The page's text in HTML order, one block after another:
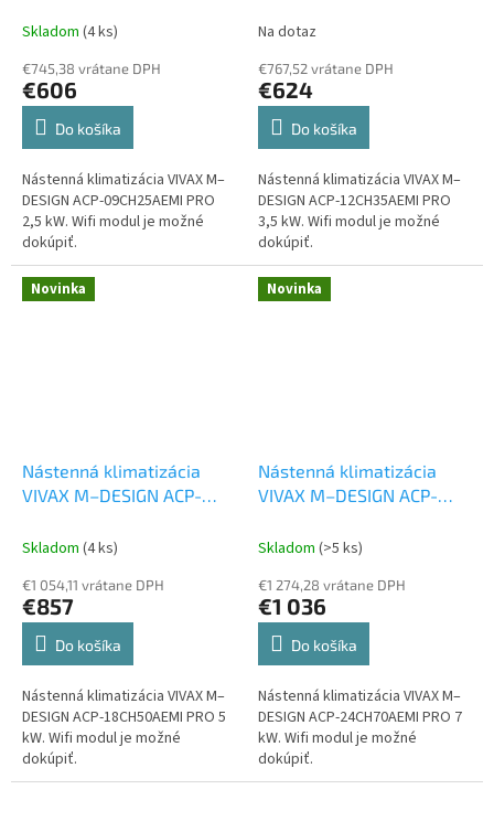
Set vonkajšia a vnútorná
Skladom (4 ks)
€745,38 vrátane DPH
€606
Do košíka
Nástenná klimatizácia VIVAX M–
DESIGN ACP-09CH25AEMI PRO
2,5 kW. Wifi modul je možné
dokúpiť.
Set vonkajšia a vnútorná
Na dotaz
€767,52 vrátane DPH
€624
Do košíka
Nástenná klimatizácia VIVAX M–
DESIGN ACP-12CH35AEMI PRO
3,5 kW. Wifi modul je možné
dokúpiť.
Novinka
Nástenná klimatizácia
VIVAX M–DESIGN ACP-
vonkajšia a vnútorná
Skladom (4 ks)
€1 054,11 vrátane DPH
€857
Do košíka
Nástenná klimatizácia VIVAX M–
DESIGN ACP-18CH50AEMI PRO 5
kW. Wifi modul je možné
dokúpiť.
Novinka
Nástenná klimatizácia
VIVAX M–DESIGN ACP-
Set vonkajšia a vnútorná
Skladom (>5 ks)
€1 274,28 vrátane DPH
€1 036
Do košíka
Nástenná klimatizácia VIVAX M–
DESIGN ACP-24CH70AEMI PRO 7
kW. Wifi modul je možné
dokúpiť.